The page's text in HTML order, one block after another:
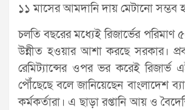
১১ মাসের আমদানি দায় মেটানো সম্ভব
চলতি বছরের মধ্যেই রিজার্ভের পরিমাণ
উন্নীত হওয়ার আশা করছে সরকার।
রেমিট্যান্সের ওপর ভর করেই
পৌঁছেছে বলে জানিয়েছেন বাংলাদেশ
কর্মকর্তারা। এ ছাড়া রপ্তানি আয় ও